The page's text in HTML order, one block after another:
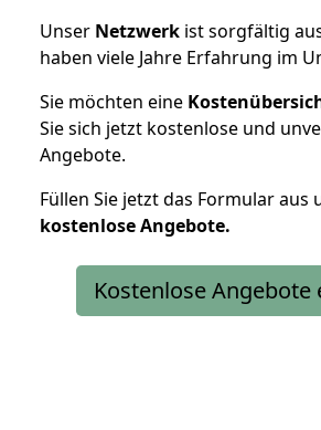
Unser Netzwerk ist sorgfältig
haben viele Jahre Erfahrung im
Sie möchten eine
Sie sich jetzt kostenlose und
Angebote.
Füllen Sie jetzt das Formular aus
kostenloseAngebote.
Kostenlose Angebote